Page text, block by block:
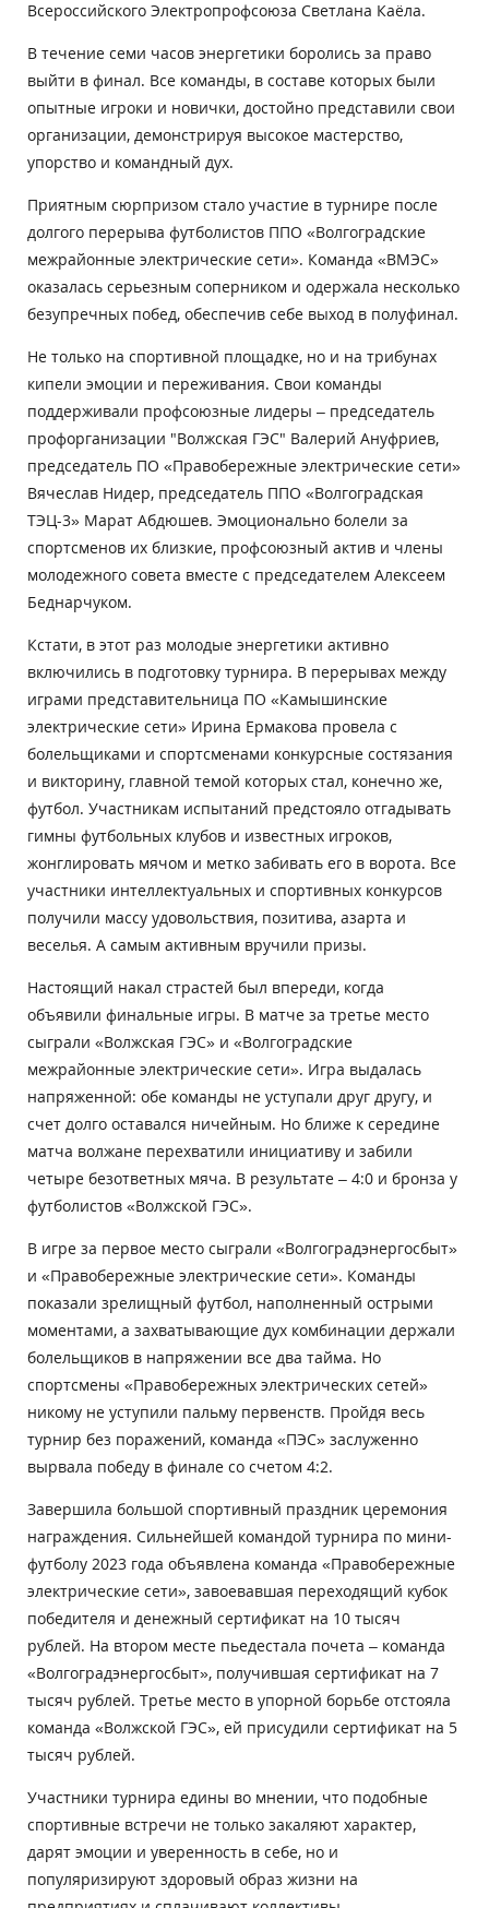
Всероссийского Электропрофсоюза Светлана Каёла.
В течение семи часов энергетики боролись за право
выйти в финал. Все команды, в составе которых были
опытные игроки и новички, достойно представили свои
организации, демонстрируя высокое мастерство,
упорство и командный дух.
Приятным сюрпризом стало участие в турнире после
долгого перерыва футболистов ППО «Волгоградские
межрайонные электрические сети». Команда «ВМЭС»
оказалась серьезным соперником и одержала несколько
безупречных побед, обеспечив себе выход в полуфинал.
Не только на спортивной площадке, но и на трибунах
кипели эмоции и переживания. Свои команды
поддерживали профсоюзные лидеры – председатель
профорганизации "Волжская ГЭС" Валерий Ануфриев,
председатель ПО «Правобережные электрические сети»
Вячеслав Нидер, председатель ППО «Волгоградская
ТЭЦ-3» Марат Абдюшев. Эмоционально болели за
спортсменов их близкие, профсоюзный актив и члены
молодежного совета вместе с председателем Алексеем
Беднарчуком.
Кстати, в этот раз молодые энергетики активно
включились в подготовку турнира. В перерывах между
играми представительница ПО «Камышинские
электрические сети» Ирина Ермакова провела с
болельщиками и спортсменами конкурсные состязания
и викторину, главной темой которых стал, конечно же,
футбол. Участникам испытаний предстояло отгадывать
гимны футбольных клубов и известных игроков,
жонглировать мячом и метко забивать его в ворота. Все
участники интеллектуальных и спортивных конкурсов
получили массу удовольствия, позитива, азарта и
веселья. А самым активным вручили призы.
Настоящий накал страстей был впереди, когда
объявили финальные игры. В матче за третье место
сыграли «Волжская ГЭС» и «Волгоградские
межрайонные электрические сети». Игра выдалась
напряженной: обе команды не уступали друг другу, и
счет долго оставался ничейным. Но ближе к середине
матча волжане перехватили инициативу и забили
четыре безответных мяча. В результате – 4:0 и бронза у
футболистов «Волжской ГЭС».
В игре за первое место сыграли «Волгоградэнергосбыт»
и «Правобережные электрические сети». Команды
показали зрелищный футбол, наполненный острыми
моментами, а захватывающие дух комбинации держали
болельщиков в напряжении все два тайма. Но
спортсмены «Правобережных электрических сетей»
никому не уступили пальму первенств. Пройдя весь
турнир без поражений, команда «ПЭС» заслуженно
вырвала победу в финале со счетом 4:2.
Завершила большой спортивный праздник церемония
награждения. Сильнейшей командой турнира по мини-
футболу 2023 года объявлена команда «Правобережные
электрические сети», завоевавшая переходящий кубок
победителя и денежный сертификат на 10 тысяч
рублей. На втором месте пьедестала почета – команда
«Волгоградэнергосбыт», получившая сертификат на 7
тысяч рублей. Третье место в упорной борьбе отстояла
команда «Волжской ГЭС», ей присудили сертификат на 5
тысяч рублей.
Участники турнира едины во мнении, что подобные
спортивные встречи не только закаляют характер,
дарят эмоции и уверенность в себе, но и
популяризируют здоровый образ жизни на